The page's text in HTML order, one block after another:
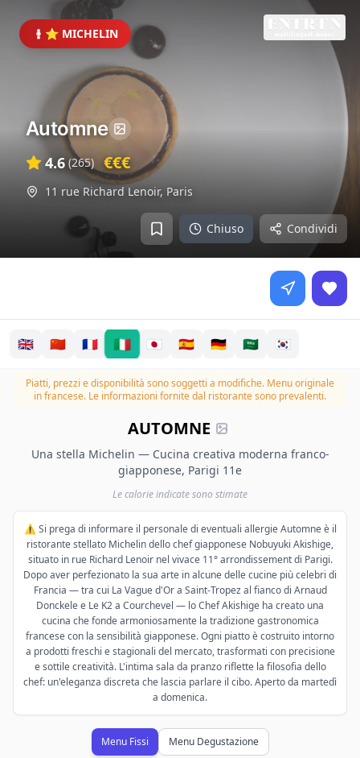
⭐ MICHELIN
Chiuso Condividi
Automne
4.6 (265) €€€
11 rue Richard Lenoir, Paris
🇬🇧 🇨🇳 🇫🇷 🇮🇹 🇯🇵 🇪🇸 🇩🇪 🇸🇦 🇰🇷
Piatti, prezzi e disponibilità sono soggetti a modifiche. Menu originale
in francese. Le informazioni fornite dal ristorante sono prevalenti.
AUTOMNE
Una stella Michelin — Cucina creativa moderna franco-
giapponese, Parigi 11e
Le calorie indicate sono stimate
⚠️ Si prega di informare il personale di eventuali allergie Automne è il
ristorante stellato Michelin dello chef giapponese Nobuyuki Akishige,
situato in rue Richard Lenoir nel vivace 11° arrondissement di Parigi.
Dopo aver perfezionato la sua arte in alcune delle cucine più celebri di
Francia — tra cui La Vague d'Or a Saint-Tropez al fianco di Arnaud
Donckele e Le K2 a Courchevel — lo Chef Akishige ha creato una
cucina che fonde armoniosamente la tradizione gastronomica
francese con la sensibilità giapponese. Ogni piatto è costruito intorno
a prodotti freschi e stagionali del mercato, trasformati con precisione
e sottile creatività. L'intima sala da pranzo riflette la filosofia dello
chef: un'eleganza discreta che lascia parlare il cibo. Aperto da martedì
a domenica.
Menu Fissi Menu Degustazione